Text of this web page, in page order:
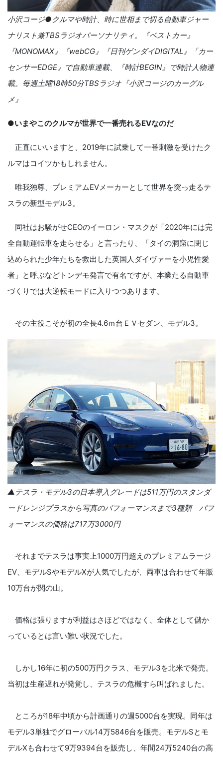
小沢コージ●クルマや時計、時に世相まで切る自動車ジャー
ナリスト兼TBSラジオパーソナリティ。『ベストカー』
『MONOMAX』『webCG』『日刊ゲンダイDIGITAL』「カー
センサーEDGE』で自動車連載、『時計BEGIN』で時計人物連
載。毎週土曜18時50分TBSラジオ『小沢コージのカーグル
メ』
●いまやこのクルマが世界で一番売れるEVなのだ
正直にいいますと、2019年に試乗して一番刺激を受けたク
ルマはコイツかもしれません。
唯我独尊、プレミアムEVメーカーとして世界を突っ走るテ
スラの新型モデル3。
同社はお騒がせCEOのイーロン・マスクが「2020年には完
全自動運転車を走らせる」と言ったり、「タイの洞窟に閉じ
込められた少年たちを救出した英国人ダイヴァーを小児性愛
者」と呼ぶなどトンデモ発言で有名ですが、本業たる自動車
づくりでは大逆転モードに入りつつあります。
その主役こそが初の全長4.6ｍ台ＥＶセダン、モデル3。
▲テスラ・モデル3の日本導入グレードは511万円のスタンダ
ードレンジプラスから写真のパフォーマンスまで3種類 パフ
ォーマンスの価格は717万3000円
それまでテスラは事実上1000万円超えのプレミアムラージ
EV、モデルSやモデルXが人気でしたが、両車は合わせて年販
10万台が関の山。
価格は張りますが利益はさほどではなく、全体として儲か
っているとは言い難い状況でした。
しかし16年に初の500万円クラス、モデル3を北米で発売。
当初は生産遅れが発覚し、テスラの危機すら叫ばれました。
ところが18年中頃から計画通りの週5000台を実現。同年は
モデル3単独でグローバル14万5846台を販売。モデルSとモ
デルXも合わせて9万9394台を販売し、年間24万5240台の高